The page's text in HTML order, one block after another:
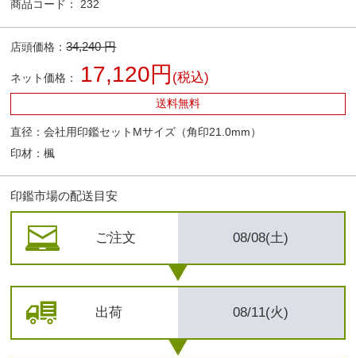
商品コード： 232
店頭価格：34,240 円
ネット価格： 17,120円 (税込)
送料無料
直径：会社用印鑑セットMサイズ（角印21.0mm）
印材：楓
印鑑市場の配送目安
ご注文 08/08(土)
出荷 08/11(火)